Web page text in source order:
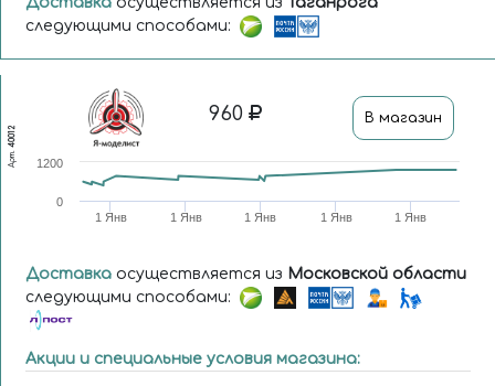
следующими способами:
Арт.
40012
960 В магазин
1 Янв 1 Янв 1 Янв 1 Янв 1 Янв
0
1200
Доставка осуществляется из Московской области
следующими способами:
Акции и специальные условия магазина: